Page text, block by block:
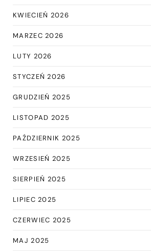
KWIECIEŃ 2026
MARZEC 2026
LUTY 2026
STYCZEŃ 2026
GRUDZIEŃ 2025
LISTOPAD 2025
PAŹDZIERNIK 2025
WRZESIEŃ 2025
SIERPIEŃ 2025
LIPIEC 2025
CZERWIEC 2025
MAJ 2025